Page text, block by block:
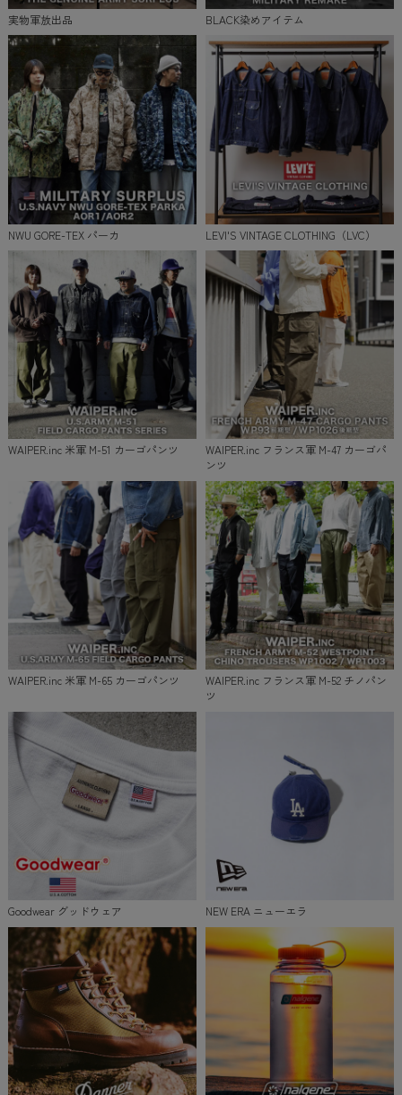
実物軍放出品 BLACK染めアイテム
NWU GORE-TEX パーカ LEVI'S VINTAGE CLOTHING（LVC）
WAIPER.inc 米軍 M-51 カーゴパンツ
WAIPER.inc フランス軍 M-47 カーゴパ
ンツ
WAIPER.inc 米軍 M-65 カーゴパンツ
WAIPER.inc フランス軍 M-52 チノパン
ツ
Goodwear グッドウェア NEW ERA ニューエラ